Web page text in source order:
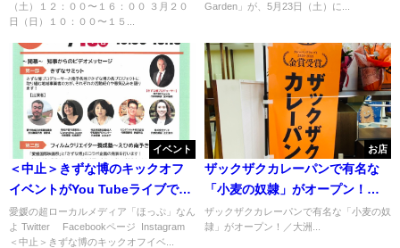
（土）１２：００〜１６：００ ３月２０
日（日）１０：００〜１５...
Garden」が、5月23日（土）に...
イベント
＜中止＞きずな博のキックオフ
イベントがYou Tubeライブでも
見れるらしい
愛媛の超ローカルメディア「ほっぷ」なん
よ Twitter Facebookページ Instagram
＜中止＞きずな博のキックオフイベ...
お店
ザックザクカレーパンで有名な
「小麦の奴隷」がオープン！／
大洲
ザックザクカレーパンで有名な「小麦の奴
隷」がオープン！／大洲...